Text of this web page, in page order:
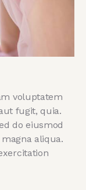
voluptatem
fugit, quia.
do eiusmod
aliqua.